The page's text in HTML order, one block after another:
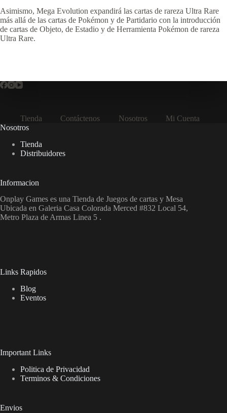
Asimismo, Mega Evolution expandirá las cartas de rareza Ultra Rare
más allá de las cartas de Pokémon y de Partidario con la introducción
de cartas de Objeto, de Estadio y de Herramienta Pokémon de rareza
Ultra Rare.
Tienda Contáctenos Nosotros
Mi Cuenta
Nosotros
Tienda
Distribuidores
Informacion
Onplay Games es una Tienda de Juegos de cartas y Mesa
Ubicada en Galeria Casa Colorada Merced #832 Local 54,
Metro Plaza de Armas Linea 5 .
Links Rapidos
Blog
Eventos
Important Links
Politica de Privacidad
Terminos & Condiciones
Envios